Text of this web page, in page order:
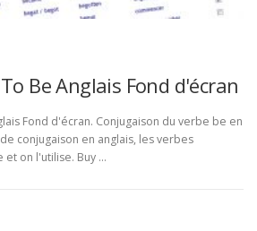
Be Anglais Fond d'écran
Fond d'écran. Conjugaison du verbe be en
conjugaison en anglais, les verbes
et on l'utilise. Buy …